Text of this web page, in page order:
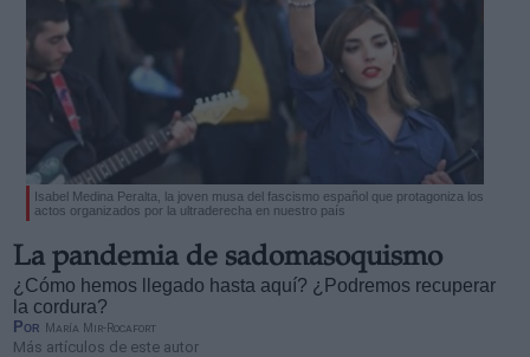
Isabel Medina Peralta, la joven musa del fascismo español que protagoniza los
actos organizados por la ultraderecha en nuestro país
La pandemia de sadomasoquismo
¿Cómo hemos llegado hasta aquí? ¿Podremos recuperar
la cordura?
Por María Mir-Rocafort
Más artículos de este autor